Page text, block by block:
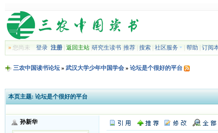
»您尚未 登录 注册| 返回主站| 研究生读书| 推荐| 搜索| 社区服务 帮助 订阅
三农中国读书论坛» 武汉大学少年中国学会» 论坛是个很好的平台
本页主题: 论坛是个很好的平台
孙新华